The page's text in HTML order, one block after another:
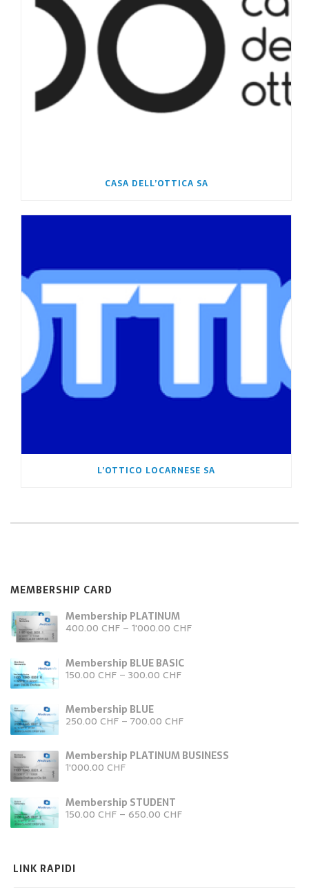
CASA DELL’OTTICA SA
L’OTTICO LOCARNESE SA
MEMBERSHIP CARD
Membership PLATINUM
400.00 CHF – 1'000.00 CHF
Membership BLUE BASIC
150.00 CHF – 300.00 CHF
Membership BLUE
250.00 CHF – 700.00 CHF
Membership PLATINUM BUSINESS
1'000.00 CHF
Membership STUDENT
150.00 CHF – 650.00 CHF
LINK RAPIDI